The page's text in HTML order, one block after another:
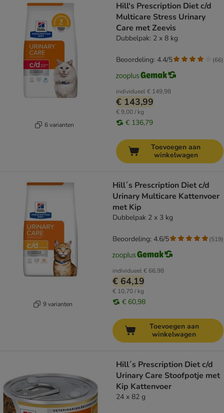
6 varianten
Hill's Prescription Diet c/d
Multicare Stress Urinary
Care met Zeevis
Dubbelpak: 2 x 8 kg
individueel€ 149,98
€ 143,99
€ 9,00 / kg
€ 136,79
Beoordeling: 4.4/5 (66)
Toevoegen aan
winkelwagen
9 varianten
Hill´s Prescription Diet c/d
Urinary Multicare Kattenvoer
met Kip
Dubbelpak 2 x 3 kg
individueel€ 66,98
€ 64,19
€ 10,70 / kg
€ 60,98
Beoordeling: 4.6/5 (519)
Toevoegen aan
winkelwagen
Hill´s Prescription Diet c/d
Urinary Care Stoofpotje met
Kip Kattenvoer
24 x 82 g